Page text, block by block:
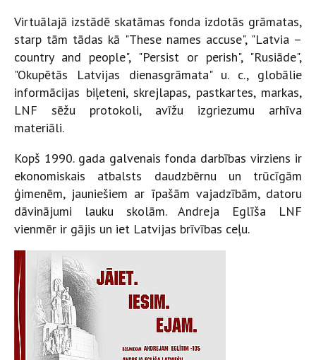
Virtuālajā izstādē skatāmas fonda izdotās grāmatas,
starp tām tādas kā "These names accuse", "Latvia –
country and people", "Persist or perish", "Rusiāde",
"Okupētās Latvijas dienasgrāmata" u. c., globālie
informācijas biļeteni, skrejlapas, pastkartes, markas,
LNF sēžu protokoli, avīžu izgriezumu arhīva
materiāli.
Kopš 1990. gada galvenais fonda darbības virziens ir
ekonomiskais atbalsts daudzbērnu un trūcīgām
ģimenēm, jauniešiem ar īpašām vajadzībām, datoru
dāvinājumi lauku skolām. Andreja Eglīša LNF
vienmēr ir gājis un iet Latvijas brīvības ceļu.